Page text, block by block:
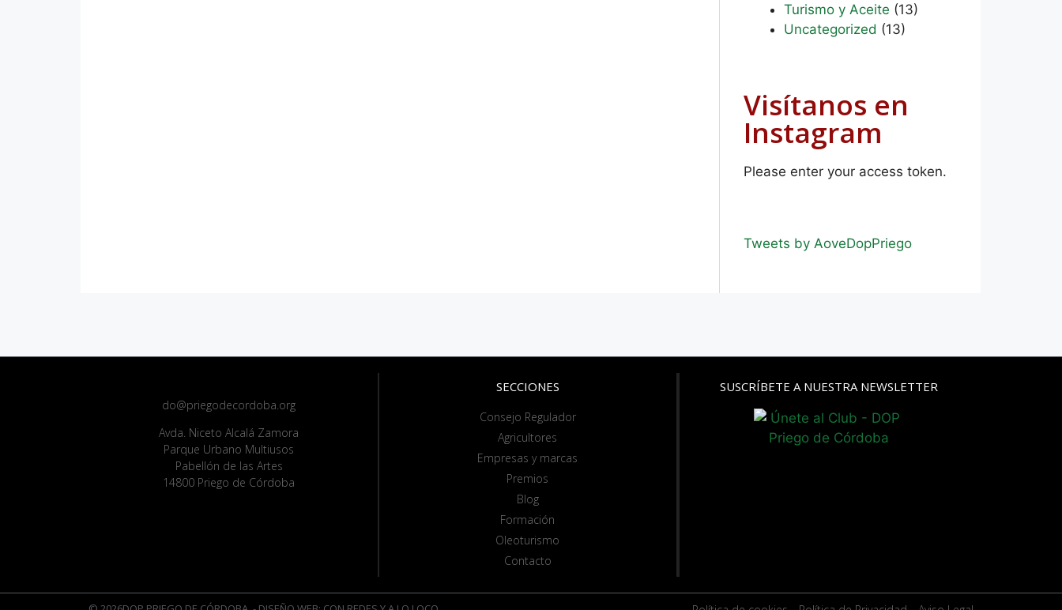
Turismo y Aceite (13)
Uncategorized (13)
Visítanos en
Instagram
Please enter your access token.
Tweets by AoveDopPriego
do@priegodecordoba.org
Avda. Niceto Alcalá Zamora
Parque Urbano Multiusos
Pabellón de las Artes
14800 Priego de Córdoba
SECCIONES
Consejo Regulador
Agricultores
Empresas y marcas
Premios
Blog
Formación
Oleoturismo
Contacto
SUSCRÍBETE A NUESTRA NEWSLETTER